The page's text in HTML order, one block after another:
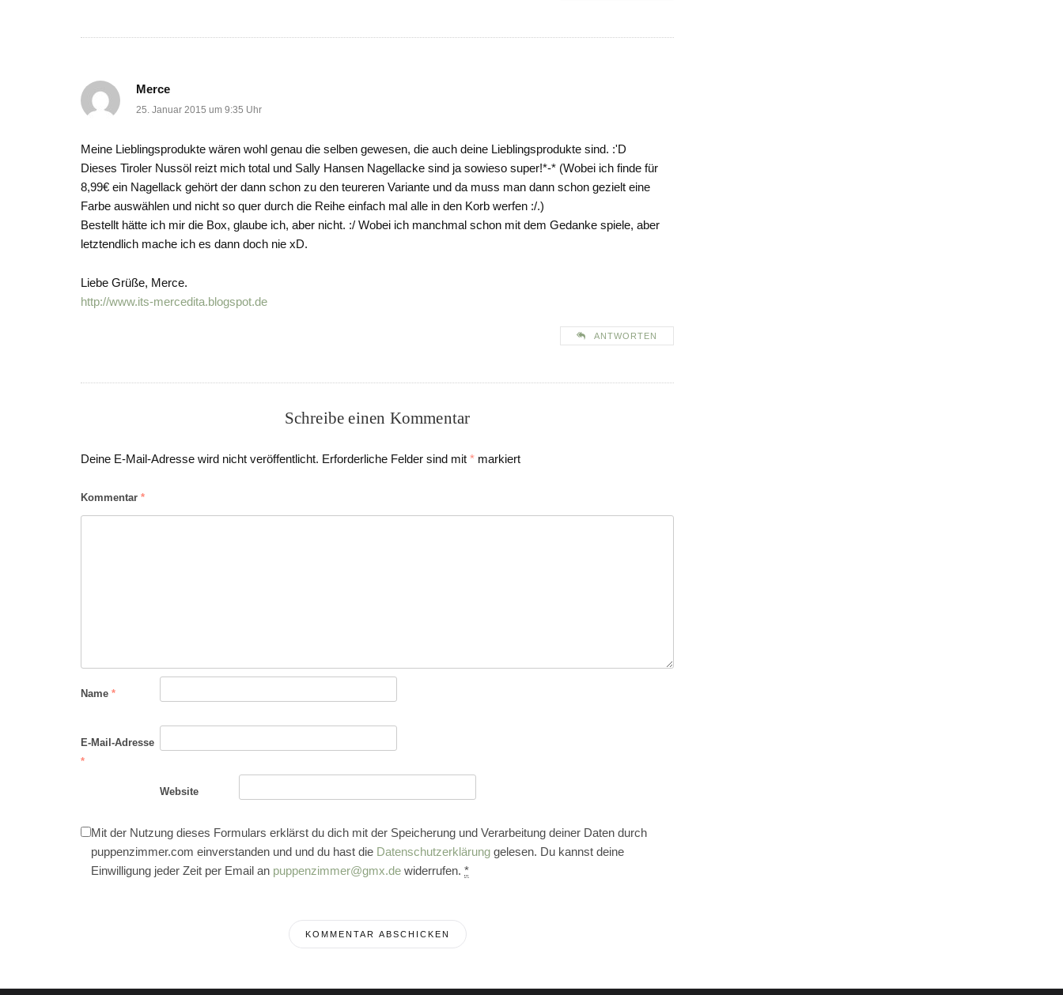
Merce
25. Januar 2015 um 9:35 Uhr
Meine Lieblingsprodukte wären wohl genau die selben gewesen, die auch deine Lieblingsprodukte sind. :'D
Dieses Tiroler Nussöl reizt mich total und Sally Hansen Nagellacke sind ja sowieso super!*-* (Wobei ich finde für
8,99€ ein Nagellack gehört der dann schon zu den teureren Variante und da muss man dann schon gezielt eine
Farbe auswählen und nicht so quer durch die Reihe einfach mal alle in den Korb werfen :/.)
Bestellt hätte ich mir die Box, glaube ich, aber nicht. :/ Wobei ich manchmal schon mit dem Gedanke spiele, aber
letztendlich mache ich es dann doch nie xD.
Liebe Grüße, Merce.
http://www.its-mercedita.blogspot.de
ANTWORTEN
Schreibe einen Kommentar
Deine E-Mail-Adresse wird nicht veröffentlicht. Erforderliche Felder sind mit * markiert
Kommentar *
Name *
E-Mail-Adresse
*
Website
Mit der Nutzung dieses Formulars erklärst du dich mit der Speicherung und Verarbeitung deiner Daten durch
puppenzimmer.com einverstanden und und du hast die Datenschutzerklärung gelesen. Du kannst deine
Einwilligung jeder Zeit per Email an puppenzimmer@gmx.de widerrufen. *